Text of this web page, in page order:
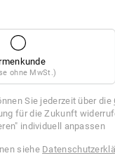
ohne MwSt.)
Sie jederzeit über die
für die Zukunft
individuell anpassen
siehe